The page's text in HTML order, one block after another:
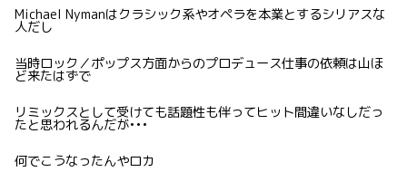
Michael Nymanはクラシック系やオペラを本業とするシリアスな
人だし
当時ロック／ポップス方面からのプロデュース仕事の依頼は山ほ
ど来たはずで
リミックスとして受けても話題性も伴ってヒット間違いなしだっ
たと思われるんだが•••
何でこうなったんやロカ